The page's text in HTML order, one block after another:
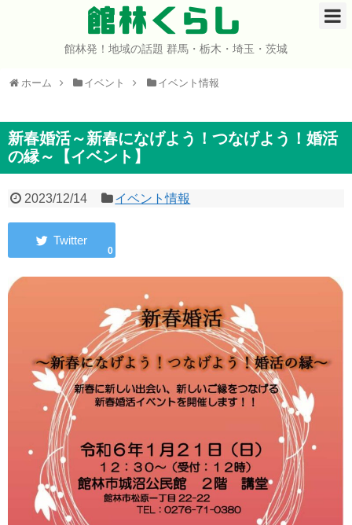
館林くらし
館林発！地域の話題 群馬・栃木・埼玉・茨城
ホーム イベント イベント情報
新春婚活～新春になげよう！つなげよう！婚活
の縁～【イベント】
2023/12/14 イベント情報
0
ホーム
イベント
グルメ
宇宙よりも遠い場所